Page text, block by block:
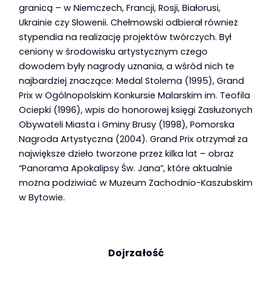
granicą – w Niemczech, Francji, Rosji, Białorusi,
Ukrainie czy Słowenii. Chełmowski odbierał również
stypendia na realizację projektów twórczych. Był
ceniony w środowisku artystycznym czego
dowodem były nagrody uznania, a wśród nich te
najbardziej znaczące: Medal Stolema (1995), Grand
Prix w Ogólnopolskim Konkursie Malarskim im. Teofila
Ociepki (1996), wpis do honorowej księgi Zasłużonych
Obywateli Miasta i Gminy Brusy (1998), Pomorska
Nagroda Artystyczna (2004). Grand Prix otrzymał za
największe dzieło tworzone przez kilka lat – obraz
“Panorama Apokalipsy Św. Jana”, które aktualnie
można podziwiać w Muzeum Zachodnio-Kaszubskim
w Bytowie.
Dojrzałość